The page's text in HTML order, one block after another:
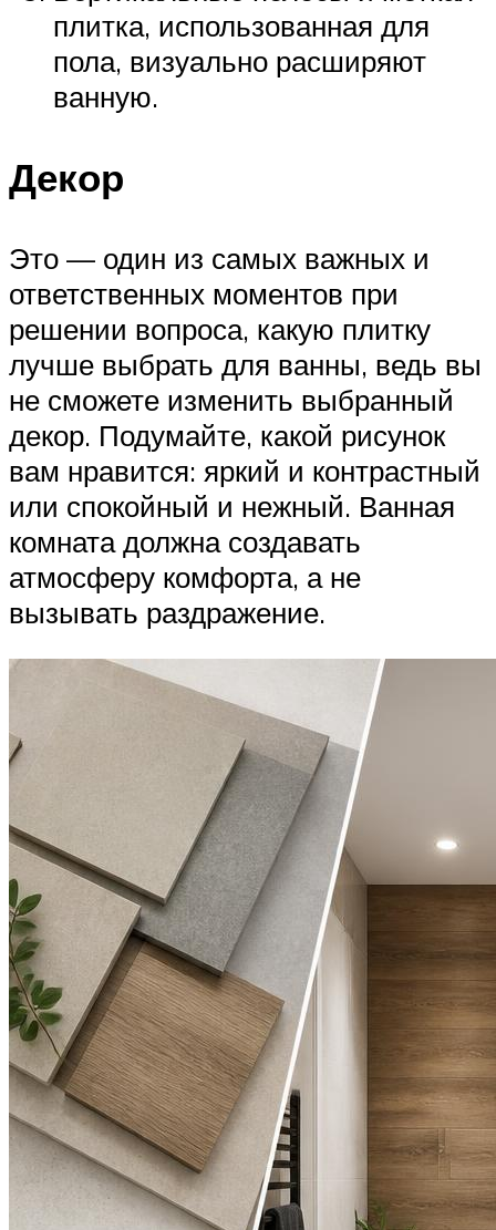
плитка, использованная для
пола, визуально расширяют
ванную.
Декор
Это — один из самых важных и
ответственных моментов при
решении вопроса, какую плитку
лучше выбрать для ванны, ведь вы
не сможете изменить выбранный
декор. Подумайте, какой рисунок
вам нравится: яркий и контрастный
или спокойный и нежный. Ванная
комната должна создавать
атмосферу комфорта, а не
вызывать раздражение.